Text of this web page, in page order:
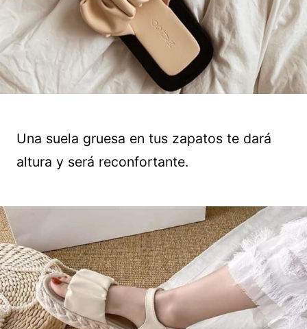
Una suela gruesa en tus zapatos te dará
altura y será reconfortante.